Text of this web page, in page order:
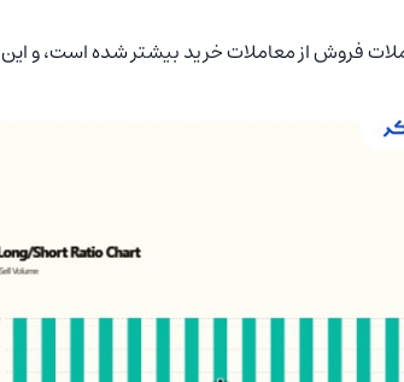
تعداد معاملات فروش از معاملات خرید بیشتر شده است، و این